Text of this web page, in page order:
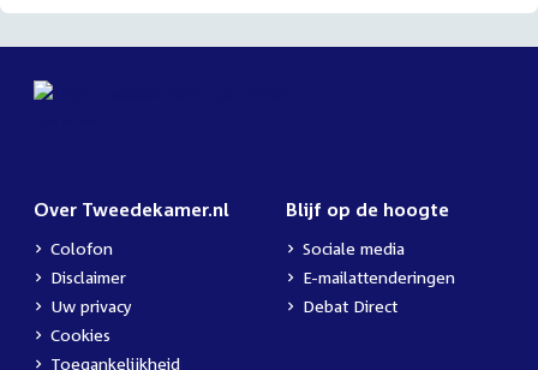
Over Tweedekamer.nl
Colofon
Disclaimer
Uw privacy
Cookies
Toegankelijkheid
Blijf op de hoogte
Sociale media
E-mailattenderingen
Debat Direct